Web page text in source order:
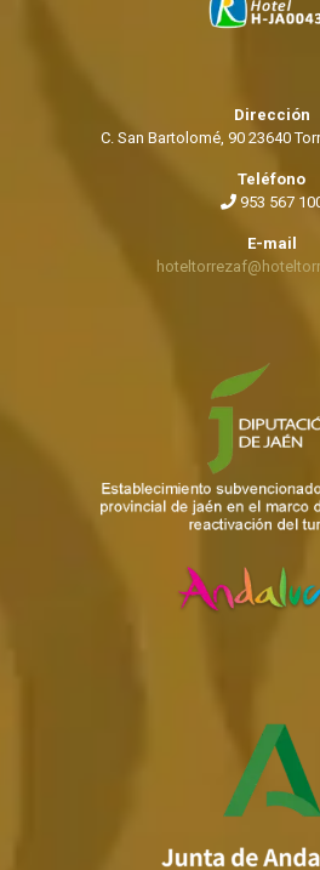
Dirección
C. San Bartolomé, 90 23640
Teléfono
953 567
E-mail